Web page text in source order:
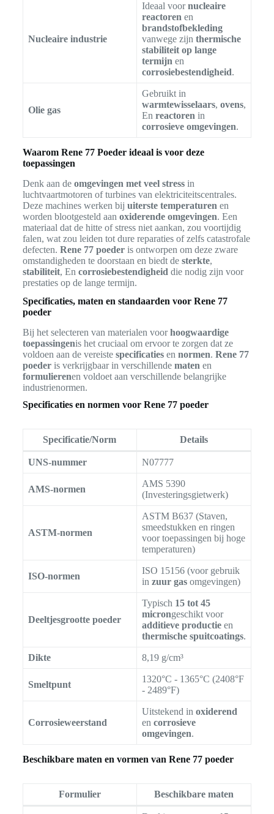
Nucleaire industrie
Ideaal voornucleaire
reactorenen
brandstofbekleding
vanwege zijn thermische
stabiliteit op lange
termijnen
corrosiebestendigheid.
Olie gas
Gebruikt in
warmtewisselaars, ovens,
En reactorenin
corrosieve omgevingen.
Waarom Rene 77 Poeder ideaal is voor deze
toepassingen
Denk aan de omgevingen met veel stressin
luchtvaartmotoren of turbines van elektriciteitscentrales.
Deze machines werken bij uiterste temperaturen en
worden blootgesteld aan oxiderende omgevingen. Een
materiaal dat de hitte of stress niet aankan, zou voortijdig
falen, wat zou leiden tot dure reparaties of zelfs catastrofale
defecten. Rene 77 poederis ontworpen om deze zware
omstandigheden te doorstaan en biedt de sterkte,
stabiliteit, En corrosiebestendigheid die nodig zijn voor
prestaties op de lange termijn.
Specificaties, maten en standaarden voor Rene 77
poeder
Bij het selecteren van materialen voorhoogwaardige
toepassingenis het cruciaal om ervoor te zorgen dat ze
voldoen aan de vereiste specificatiesen normen. Rene 77
poederis verkrijgbaar in verschillende maten en
formulierenen voldoet aan verschillende belangrijke
industrienormen.
Specificaties en normen voor Rene 77 poeder
Specificatie/Norm Details
UNS-nummer N07777
AMS-normen
AMS 5390
(Investeringsgietwerk)
ASTM-normen
ASTM B637 (Staven,
smeedstukken en ringen
voor toepassingen bij hoge
temperaturen)
ISO-normen
ISO 15156 (voor gebruik
in zuur gasomgevingen)
Deeltjesgrootte poeder
Typisch 15 tot 45
microngeschikt voor
additieve productieen
thermische spuitcoatings.
Dikte 8,19 g/cm³
Smeltpunt
1320°C - 1365°C (2408°F
- 2489°F)
Corrosieweerstand
Uitstekend in oxiderend
en corrosieve
omgevingen.
Beschikbare maten en vormen van Rene 77 poeder
Formulier Beschikbare maten